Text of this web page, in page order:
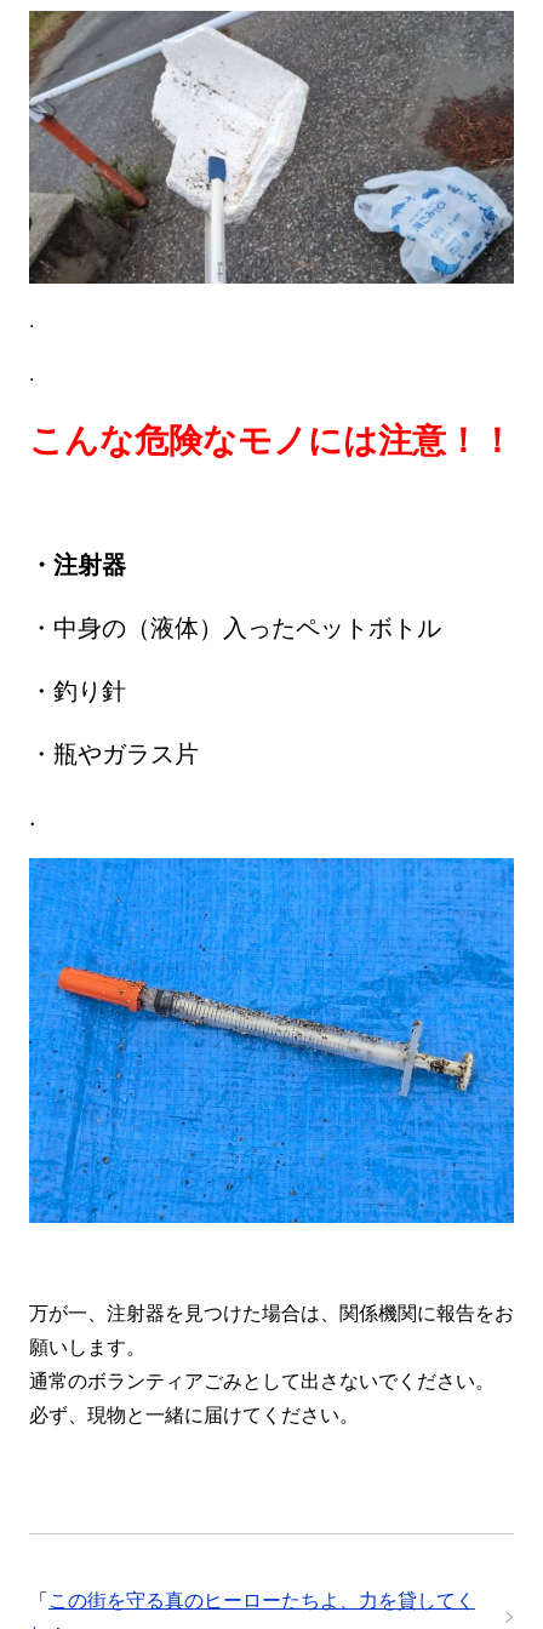
.
.
こんな危険なモノには注意！！
・注射器
・中身の（液体）入ったペットボトル
・釣り針
・瓶やガラス片
.
万が一、注射器を見つけた場合は、関係機関に報告をお
願いします。
通常のボランティアごみとして出さないでください。
必ず、現物と一緒に届けてください。
「この街を守る真のヒーローたちよ、力を貸してく